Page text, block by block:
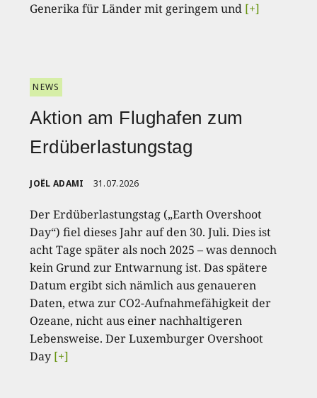
Generika für Länder mit geringem und [+]
NEWS
Aktion am Flughafen zum
Erdüberlastungstag
JOËL ADAMI 31.07.2026
Der Erdüberlastungstag („Earth Overshoot
Day“) fiel dieses Jahr auf den 30. Juli. Dies ist
acht Tage später als noch 2025 – was dennoch
kein Grund zur Entwarnung ist. Das spätere
Datum ergibt sich nämlich aus genaueren
Daten, etwa zur CO2-Aufnahmefähigkeit der
Ozeane, nicht aus einer nachhaltigeren
Lebensweise. Der Luxemburger Overshoot
Day [+]